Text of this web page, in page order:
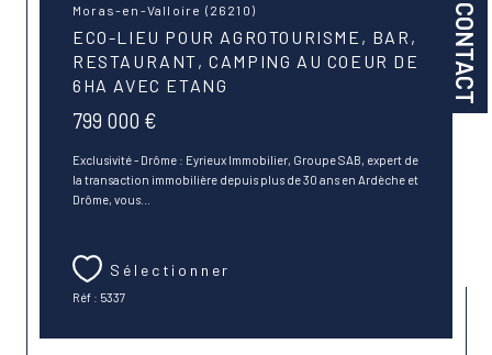
CONTACT
Moras-en-Valloire (26210)
ECO-LIEU POUR AGROTOURISME, BAR,
RESTAURANT, CAMPING AU COEUR DE
6HA AVEC ETANG
799 000 €
Exclusivité - Drôme : Eyrieux Immobilier, Groupe SAB, expert de
la transaction immobilière depuis plus de 30 ans en Ardèche et
Drôme, vous...
Sélectionner
Réf : 5337